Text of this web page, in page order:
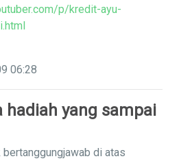
p/kredit-ayu-
06:28
hadiah yang sampai
di atas